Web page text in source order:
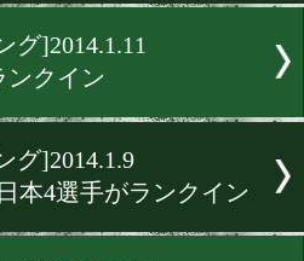
ンがF級1位に
キング]2014.1.17
ランク、2選手が入る